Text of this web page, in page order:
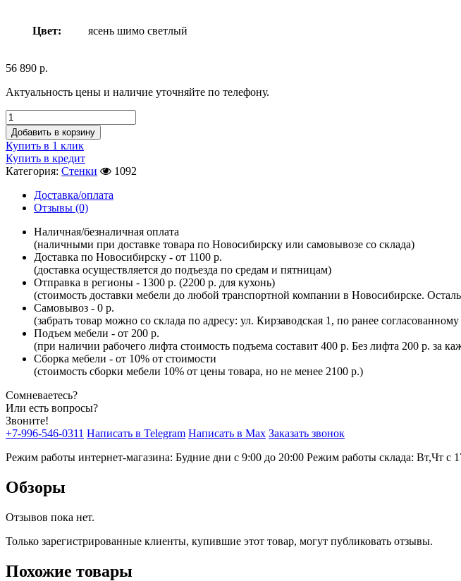
Цвет: ясень шимо светлый
56 890 р.
Актуальность цены и наличие уточняйте по телефону.
Добавить в корзину
Купить в 1 клик
Купить в кредит
Категория: Стенки
1092
Доставка/оплата
Отзывы (0)
Наличная/безналичная оплата
(наличными при доставке товара по Новосибирску или самовывозе со склада)
Доставка по Новосибирску - от 1100 р.
(доставка осуществляется до подъезда по средам и пятницам)
Отправка в регионы - 1300 р. (2200 р. для кухонь)
(стоимость доставки мебели до любой транспортной компании в Новосибирске.
Самовывоз - 0 р.
(забрать товар можно со склада по адресу: ул. Кирзаводская 1, по ранее
Подъем мебели - от 200 р.
(при наличии рабочего лифта стоимость подъема составит 400 р. Без лифта 200 р. за
Сборка мебели - от 10% от стоимости
(стоимость сборки мебели 10% от цены товара, но не менее 2100 р.)
Сомневаетесь?
Или есть вопросы?
Звоните!
+7-996-546-0311 Написать в Telegram Написать в Max Заказать звонок
Режим работы интернет-магазина: Будние дни с 9:00 до 20:00 Режим работы склада: Вт,Чт с
Обзоры
Отзывов пока нет.
Только зарегистрированные клиенты, купившие этот товар, могут публиковать отзывы.
Похожие товары